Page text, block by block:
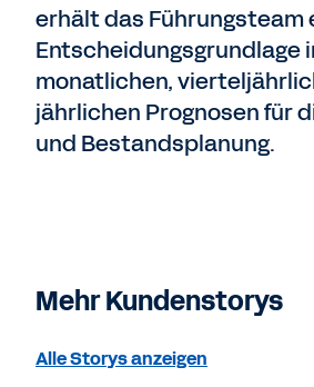
erhält das Führungsteam
Entscheidungsgrundlage
monatlichen,
jährlichen Prognosen für
und Bestandsplanung.
Mehr Kundenstorys
Alle Storys anzeigen